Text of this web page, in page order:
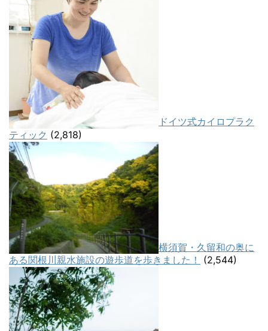
ドイツ式カイロプラク
ティック (2,818)
横須賀・久留和の奥に
ある関根川親水施設の遊歩道を歩きました！
(2,544)